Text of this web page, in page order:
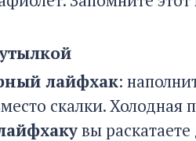
лайфхак:
скалки. Холодная
вы